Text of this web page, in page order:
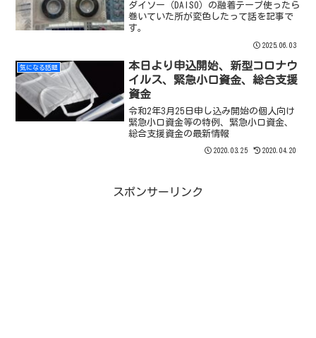
ダイソー（DAISO）の融着テープ使ったら
巻いていた所が変色したって話を記事で
す。
2025.06.03
気になる話題
本日より申込開始、新型コロナウ
イルス、緊急小口資金、総合支援
資金
令和2年3月25日申し込み開始の個人向け
緊急小口資金等の特例、緊急小口資金、
総合支援資金の最新情報
2020.03.25 2020.04.20
スポンサーリンク